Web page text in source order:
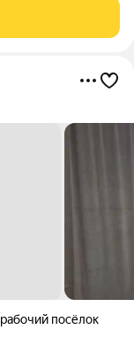
рабочий посёлок